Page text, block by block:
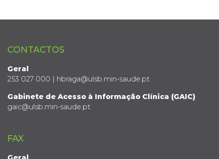
CONTACTOS
Geral
253 027 000 | hbraga@ulsb.min-saude.pt
Gabinete de Acesso à Informação Clínica (GAIC)
gaic@ulsb.min-saude.pt
FAX